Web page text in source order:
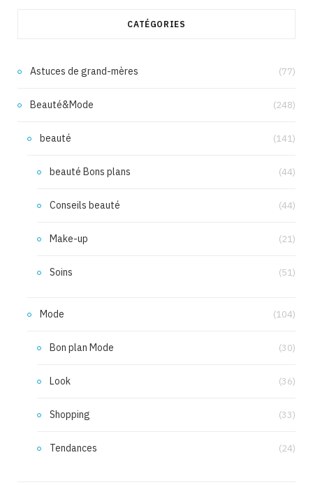
CATÉGORIES
Astuces de grand-mères (77)
Beauté&Mode (248)
beauté (141)
beauté Bons plans (44)
Conseils beauté (44)
Make-up (21)
Soins (51)
Mode (104)
Bon plan Mode (30)
Look (36)
Shopping (33)
Tendances (24)